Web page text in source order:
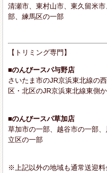
清瀬市、東村山市、東久留米
部、練馬区の一部
【トリミング専門】
■のんびースパ与野店
さいたま市のJR京浜東北線の
区・北区のJR京浜東北線東側
■のんびースパ草加店
草加市の一部、越谷市の一部
立区の一部
※上記以外の地域も通常送迎